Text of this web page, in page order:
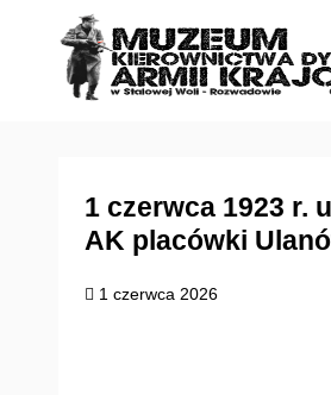
1 czerwca 1923 r.
AK placówki
1 czerwca 2026